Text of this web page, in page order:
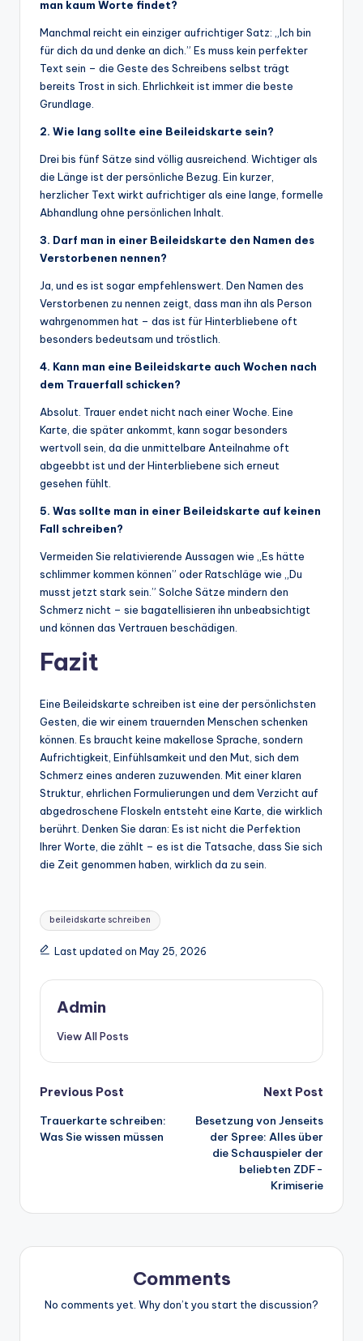
man kaum Worte findet?
Manchmal reicht ein einziger aufrichtiger Satz: „Ich bin
für dich da und denke an dich.” Es muss kein perfekter
Text sein – die Geste des Schreibens selbst trägt
bereits Trost in sich. Ehrlichkeit ist immer die beste
Grundlage.
2. Wie lang sollte eine Beileidskarte sein?
Drei bis fünf Sätze sind völlig ausreichend. Wichtiger als
die Länge ist der persönliche Bezug. Ein kurzer,
herzlicher Text wirkt aufrichtiger als eine lange, formelle
Abhandlung ohne persönlichen Inhalt.
3. Darf man in einer Beileidskarte den Namen des
Verstorbenen nennen?
Ja, und es ist sogar empfehlenswert. Den Namen des
Verstorbenen zu nennen zeigt, dass man ihn als Person
wahrgenommen hat – das ist für Hinterbliebene oft
besonders bedeutsam und tröstlich.
4. Kann man eine Beileidskarte auch Wochen nach
dem Trauerfall schicken?
Absolut. Trauer endet nicht nach einer Woche. Eine
Karte, die später ankommt, kann sogar besonders
wertvoll sein, da die unmittelbare Anteilnahme oft
abgeebbt ist und der Hinterbliebene sich erneut
gesehen fühlt.
5. Was sollte man in einer Beileidskarte auf keinen
Fall schreiben?
Vermeiden Sie relativierende Aussagen wie „Es hätte
schlimmer kommen können” oder Ratschläge wie „Du
musst jetzt stark sein.” Solche Sätze mindern den
Schmerz nicht – sie bagatellisieren ihn unbeabsichtigt
und können das Vertrauen beschädigen.
Fazit
Eine Beileidskarte schreiben ist eine der persönlichsten
Gesten, die wir einem trauernden Menschen schenken
können. Es braucht keine makellose Sprache, sondern
Aufrichtigkeit, Einfühlsamkeit und den Mut, sich dem
Schmerz eines anderen zuzuwenden. Mit einer klaren
Struktur, ehrlichen Formulierungen und dem Verzicht auf
abgedroschene Floskeln entsteht eine Karte, die wirklich
berührt. Denken Sie daran: Es ist nicht die Perfektion
Ihrer Worte, die zählt – es ist die Tatsache, dass Sie sich
die Zeit genommen haben, wirklich da zu sein.
Tags:
beileidskarte schreiben
Last updated on May 25, 2026
Admin
View All Posts
Post
navigation
Previous Post
Trauerkarte schreiben:
Was Sie wissen müssen
Next Post
Besetzung von Jenseits
der Spree: Alles über
die Schauspieler der
beliebten ZDF-
Krimiserie
Comments
No comments yet. Why don’t you start the discussion?